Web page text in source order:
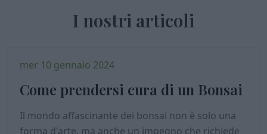
I nostri articoli
mer 10 gennaio 2024
Come prendersi cura di un Bonsai
Il mondo affascinante dei bonsai non è solo una
forma d'arte, ma anche un impegno che richiede